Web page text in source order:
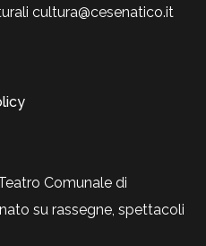
cultura@cesenatico.it
Comunale di
su rassegne, spettacoli